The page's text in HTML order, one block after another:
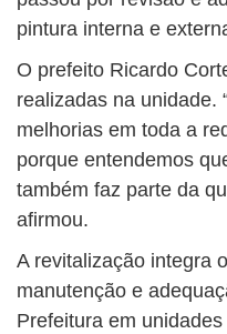
pintura interna e
O prefeito Ricardo
realizadas na unidade.
melhorias em toda a
porque entendemos
também faz parte da
afirmou.
A revitalização integra
manutenção e
Prefeitura em